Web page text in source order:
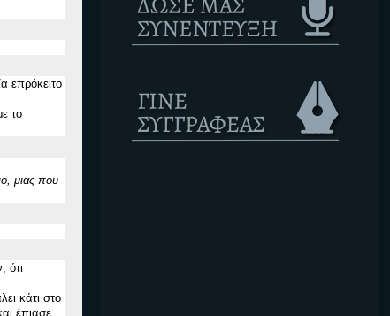
επρόκειτο
το
μιας που
ότι
κάτι στο
έπιασε